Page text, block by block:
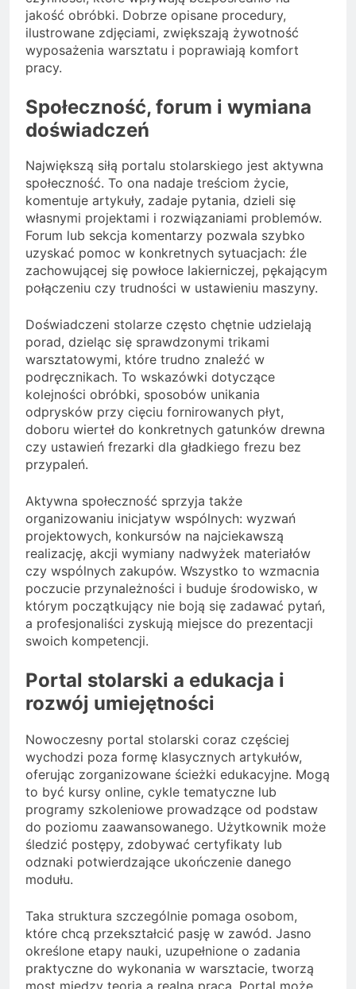
jakość obróbki. Dobrze opisane procedury,
ilustrowane zdjęciami, zwiększają żywotność
wyposażenia warsztatu i poprawiają komfort
pracy.
Społeczność, forum i wymiana
doświadczeń
Największą siłą portalu stolarskiego jest aktywna
społeczność. To ona nadaje treściom życie,
komentuje artykuły, zadaje pytania, dzieli się
własnymi projektami i rozwiązaniami problemów.
Forum lub sekcja komentarzy pozwala szybko
uzyskać pomoc w konkretnych sytuacjach: źle
zachowującej się powłoce lakierniczej, pękającym
połączeniu czy trudności w ustawieniu maszyny.
Doświadczeni stolarze często chętnie udzielają
porad, dzieląc się sprawdzonymi trikami
warsztatowymi, które trudno znaleźć w
podręcznikach. To wskazówki dotyczące
kolejności obróbki, sposobów unikania
odprysków przy cięciu fornirowanych płyt,
doboru wierteł do konkretnych gatunków drewna
czy ustawień frezarki dla gładkiego frezu bez
przypaleń.
Aktywna społeczność sprzyja także
organizowaniu inicjatyw wspólnych: wyzwań
projektowych, konkursów na najciekawszą
realizację, akcji wymiany nadwyżek materiałów
czy wspólnych zakupów. Wszystko to wzmacnia
poczucie przynależności i buduje środowisko, w
którym początkujący nie boją się zadawać pytań,
a profesjonaliści zyskują miejsce do prezentacji
swoich kompetencji.
Portal stolarski a edukacja i
rozwój umiejętności
Nowoczesny portal stolarski coraz częściej
wychodzi poza formę klasycznych artykułów,
oferując zorganizowane ścieżki edukacyjne. Mogą
to być kursy online, cykle tematyczne lub
programy szkoleniowe prowadzące od podstaw
do poziomu zaawansowanego. Użytkownik może
śledzić postępy, zdobywać certyfikaty lub
odznaki potwierdzające ukończenie danego
modułu.
Taka struktura szczególnie pomaga osobom,
które chcą przekształcić pasję w zawód. Jasno
określone etapy nauki, uzupełnione o zadania
praktyczne do wykonania w warsztacie, tworzą